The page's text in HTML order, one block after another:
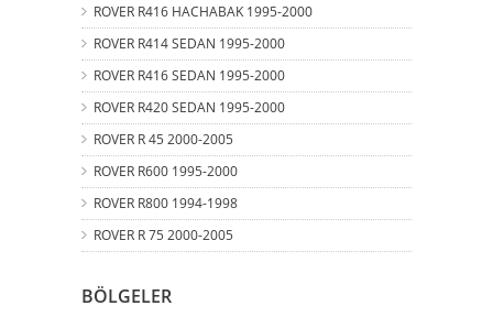
ROVER R416 HACHABAK 1995-2000
ROVER R414 SEDAN 1995-2000
ROVER R416 SEDAN 1995-2000
ROVER R420 SEDAN 1995-2000
ROVER R 45 2000-2005
ROVER R600 1995-2000
ROVER R800 1994-1998
ROVER R 75 2000-2005
BÖLGELER